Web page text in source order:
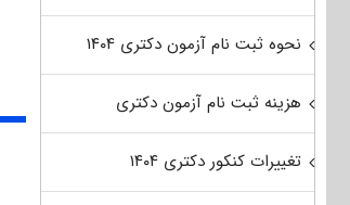
نحوه ثبت نام آزمون دکتری ۱۴۰۴
هزینه ثبت نام آزمون دکتری
تغییرات کنکور دکتری ۱۴۰۴